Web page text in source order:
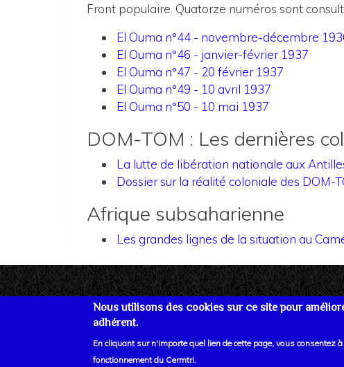
Nous utilisons des cookies sur ce site pour
adhérent.
En cliquant sur n'importe quel lien de cette page, vous consentez
fonctionnement du Cermtri.
Front populaire. Quatorze numéros sont
El Ouma n°44 - novembre-décembre
El Ouma n°46 - janvier-février 1937
El Ouma n°47 - 20 février 1937
El Ouma n°49 - 10 avril 1937
El Ouma n°50 - 10 mai 1937
DOM-TOM : Les dernières
La lutte de libération nationale aux
Dossier sur la réalité coloniale des DOM-
Afrique subsaharienne
Les grandes lignes de la situation au
Se connecter